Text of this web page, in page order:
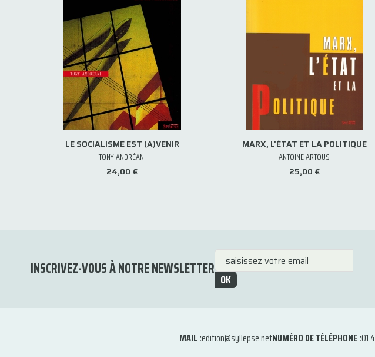
LE SOCIALISME EST (A)VENIR
TONY ANDRÉANI
24,00 €
MARX, L'ÉTAT ET LA POLITIQUE
ANTOINE ARTOUS
25,00 €
INSCRIVEZ-VOUS À NOTRE NEWSLETTER
OK
MAIL :edition@syllepse.netNUMÉRO DE TÉLÉPHONE :01